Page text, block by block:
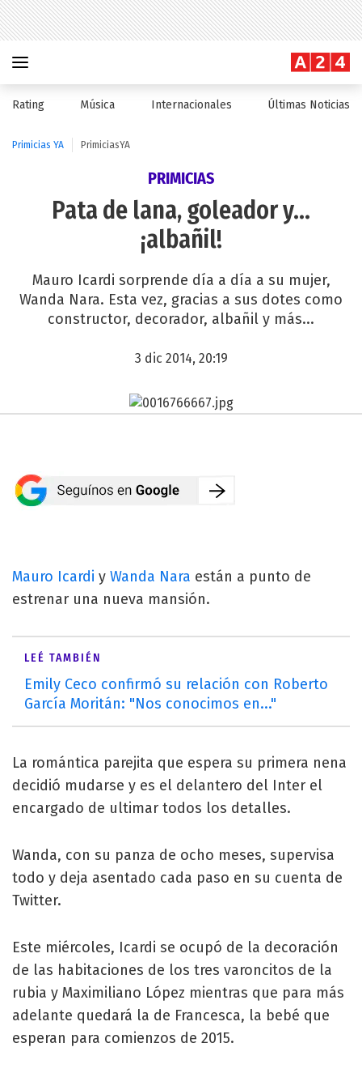
Rating Música Internacionales Últimas Noticias
Primicias YA PrimiciasYA
PRIMICIAS
Pata de lana, goleador y...
¡albañil!
Mauro Icardi sorprende día a día a su mujer,
Wanda Nara. Esta vez, gracias a sus dotes como
constructor, decorador, albañil y más...
3 dic 2014, 20:19
Mauro Icardi y Wanda Nara están a punto de
estrenar una nueva mansión.
LEÉ TAMBIÉN
Emily Ceco confirmó su relación con Roberto
García Moritán: "Nos conocimos en..."
La romántica parejita que espera su primera nena
decidió mudarse y es el delantero del Inter el
encargado de ultimar todos los detalles.
Wanda, con su panza de ocho meses, supervisa
todo y deja asentado cada paso en su cuenta de
Twitter.
Este miércoles, Icardi se ocupó de la decoración
de las habitaciones de los tres varoncitos de la
rubia y Maximiliano López mientras que para más
adelante quedará la de Francesca, la bebé que
esperan para comienzos de 2015.